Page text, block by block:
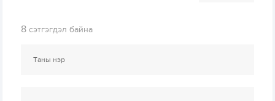
8 сэтгэгдэл байна